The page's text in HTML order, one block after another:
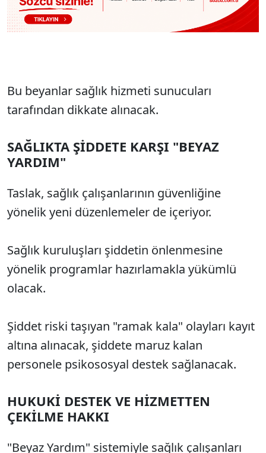
Bu beyanlar sağlık hizmeti sunucuları
tarafından dikkate alınacak.
SAĞLIKTA ŞİDDETE KARŞI "BEYAZ
YARDIM"
Taslak, sağlık çalışanlarının güvenliğine
yönelik yeni düzenlemeler de içeriyor.
Sağlık kuruluşları şiddetin önlenmesine
yönelik programlar hazırlamakla yükümlü
olacak.
Şiddet riski taşıyan "ramak kala" olayları kayıt
altına alınacak, şiddete maruz kalan
personele psikososyal destek sağlanacak.
HUKUKİ DESTEK VE HİZMETTEN
ÇEKİLME HAKKI
"Beyaz Yardım" sistemiyle sağlık çalışanları